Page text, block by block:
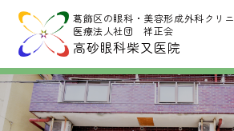
葛飾区の眼科・美容形成外科クリ
医療法人社団 祥正会
高砂眼科柴又医院